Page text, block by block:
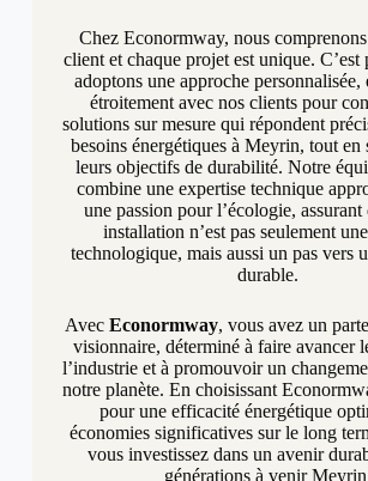
Chez Econormway, nous
client et chaque projet est unique.
adoptons une approche
étroitement avec nos clients pour
solutions sur mesure qui répondent
besoins énergétiques à Meyrin, tout en
leurs objectifs de durabilité. Notre
combine une expertise technique
une passion pour l’écologie, assurant
installation n’est pas seulement
technologique, mais aussi un pas vers
durable.
AvecEconormway, vous avez un
visionnaire, déterminé à faire avancer
l’industrie et à promouvoir un
notre planète. En choisissant
pour une efficacité énergétique
économies significatives sur le long
vous investissez dans un avenir
générations à venir